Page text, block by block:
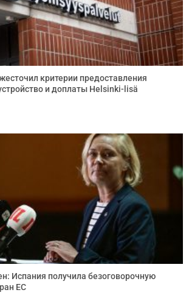
критерии предоставления
и доплаты Helsinki-lisä
Испания получила безоговорочную
ЕС